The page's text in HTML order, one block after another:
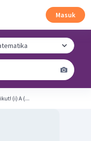
Masuk
Perhatikan contohpencerminan berikut! (i) A (...